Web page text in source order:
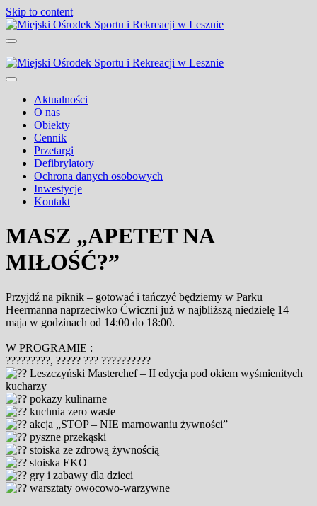
Skip to content
Miejski Ośrodek Sportu i Rekreacji w
Lesznie
Aktualności
O nas
Obiekty
Cennik
Przetargi
Defibrylatory
Ochrona danych osobowych
Inwestycje
Kontakt
MASZ „APETET NA
MIŁOŚĆ?”
Przyjdź na piknik – gotować i tańczyć będziemy w Parku
Heermanna naprzeciwko Ćwiczni już w najbliższą niedzielę 14
maja w godzinach od 14:00 do 18:00.
W PROGRAMIE :
?????????, ????? ??? ??????????
Leszczyński Masterchef – II edycja pod okiem wyśmienitych
kucharzy
pokazy kulinarne
kuchnia zero waste
akcja „STOP – NIE marnowaniu żywności”
pyszne przekąski
stoiska ze zdrową żywnością
stoiska EKO
gry i zabawy dla dzieci
warsztaty owocowo-warzywne